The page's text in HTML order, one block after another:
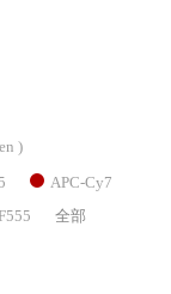
)
APC-Cy7
全部